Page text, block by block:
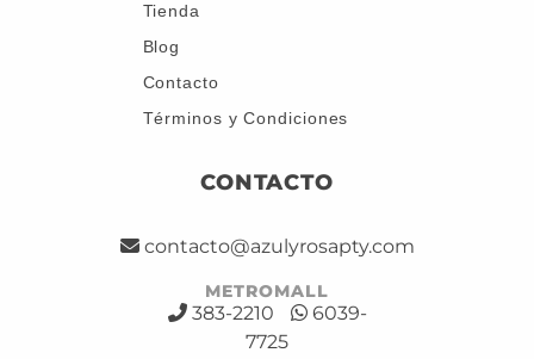
Tienda
Blog
Contacto
Términos y Condiciones
CONTACTO
contacto@azulyrosapty.com
METROMALL
383-2210
6039-
7725